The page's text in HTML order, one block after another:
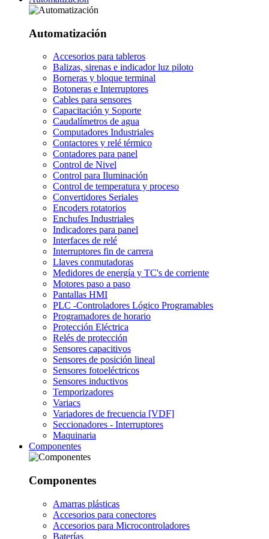
Automatización
Accesorios para tableros
Balizas, sirenas e indicador luz piloto
Borneras y bloque terminal
Botoneras e Interruptores
Cables para sensores
Capacitación y Soporte
Caudalímetros de agua
Computadores Industriales
Contactores y relé térmico
Contadores para panel
Control de Nivel
Control para Iluminación
Control de temperatura y proceso
Convertidores Seriales
Encoders rotatorios
Enchufes Industriales
Indicadores para panel
Interfaces de relé
Interruptores fin de carrera
Llaves conmutadoras
Medidores de energía y TC's de corriente
Motores paso a paso
Pantallas HMI
PLC -Controladores Lógico Programables
Programadores de horario
Protección Eléctrica
Relés de protección
Sensores capacitivos
Sensores de posición lineal
Sensores fotoeléctricos
Sensores inductivos
Temporizadores
Variacs
Variadores de frecuencia [VDF]
Seccionadores - Interruptores
Maquinaria
Componentes
Componentes
Amarras plásticas
Accesorios para conectores
Accesorios para Microcontroladores
Baterías